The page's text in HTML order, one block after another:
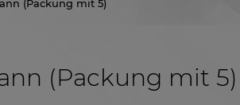
(Packung mit 5)